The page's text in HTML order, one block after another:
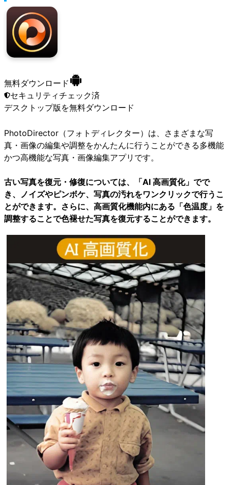
無料ダウンロード
セキュリティチェック済
デスクトップ版 を無料ダウンロード
PhotoDirector（フォトディレクター）は、さまざまな写
真・画像の編集や調整をかんたんに行うことができる多機能
かつ高機能な写真・画像編集アプリです。
古い写真を復元・修復については、「AI 高画質化」でで
き、ノイズやピンボケ、写真の汚れをワンクリックで行うこ
とができます。さらに、高画質化機能内にある「色温度」を
調整することで色褪せた写真を復元することができます。